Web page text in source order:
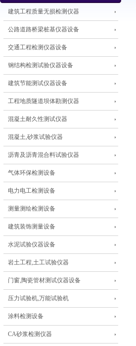
建筑工程质量无损检测仪器
公路道路桥梁桩基仪器设备
交通工程检测仪器设备
钢结构检测试验仪器设备
建筑节能测试仪器设备
工程地质隧道坝体勘测仪器
混凝土耐久性测试仪器
混凝土,砂浆试验仪器
沥青及沥青混合料试验仪器
气体环保检测设备
电力电工检测设备
测量测绘检测设备
建筑装饰测量设备
水泥试验仪器设备
岩土工程,土工试验仪器
门窗,陶瓷管材测试仪器设备
压力试验机,万能试验机
涂料检测设备
CA砂浆检测仪器